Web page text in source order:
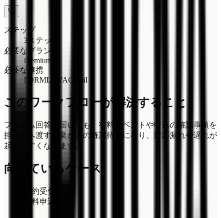
ステップ
3ステップ
必要なプラン
Premium+
必要な連携
FORMLOVAGmail
このワークフローが解決すること
フォーム回答が届いても、有料イベントや申込の確認事項を
担当者へ渡す作業が人の確認待ちになり、対応漏れや遅れが
起きやすくなります。
向いているケース
予約受付
有料申込運用